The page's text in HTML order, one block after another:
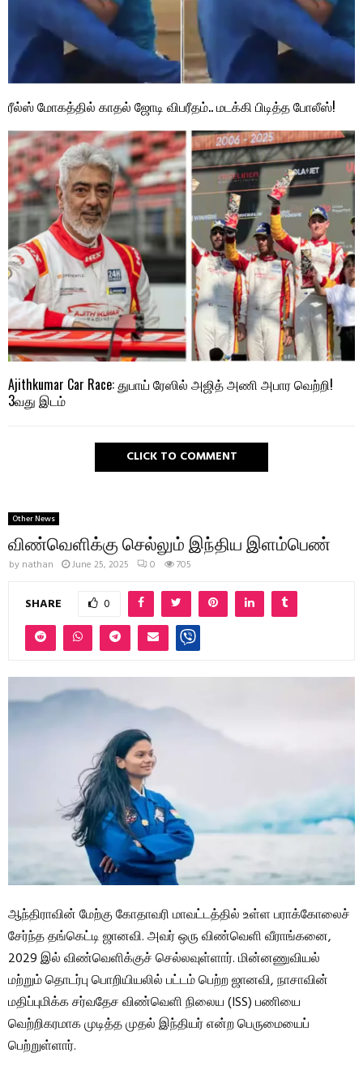
ரீல்ஸ் மோகத்தில் காதல் ஜோடி விபரீதம்.. மடக்கி பிடித்த போலீஸ்!
Ajithkumar Car Race: துபாய் ரேஸில் அஜித் அணி அபார வெற்றி!
3வது இடம்
CLICK TO COMMENT
Other News
விண்வெளிக்கு செல்லும் இந்திய இளம்பெண்
by nathan June 25, 2025 0 705
SHARE 0
ஆந்திராவின் மேற்கு கோதாவரி மாவட்டத்தில் உள்ள பராக்கோலைச்
சேர்ந்த தங்கெட்டி ஜானவி. அவர் ஒரு விண்வெளி வீராங்கனை,
2029 இல் விண்வெளிக்குச் செல்லவுள்ளார். மின்னணுவியல்
மற்றும் தொடர்பு பொறியியலில் பட்டம் பெற்ற ஜானவி, நாசாவின்
மதிப்புமிக்க சர்வதேச விண்வெளி நிலைய (ISS) பணியை
வெற்றிகரமாக முடித்த முதல் இந்தியர் என்ற பெருமையைப்
பெற்றுள்ளார்.